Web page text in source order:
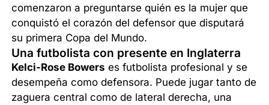
comenzaron a preguntarse quién es la mujer que
conquistó el corazón del defensor que disputará
su primera Copa del Mundo.
Una futbolista con presente en Inglaterra
Kelci-Rose Bowers es futbolista profesional y se
desempeña como defensora. Puede jugar tanto de
zaguera central como de lateral derecha, una